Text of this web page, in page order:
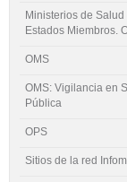
Ministerios de Salud
Estados Miembros.
OMS
OMS: Vigilancia en
Pública
OPS
Sitios de la red